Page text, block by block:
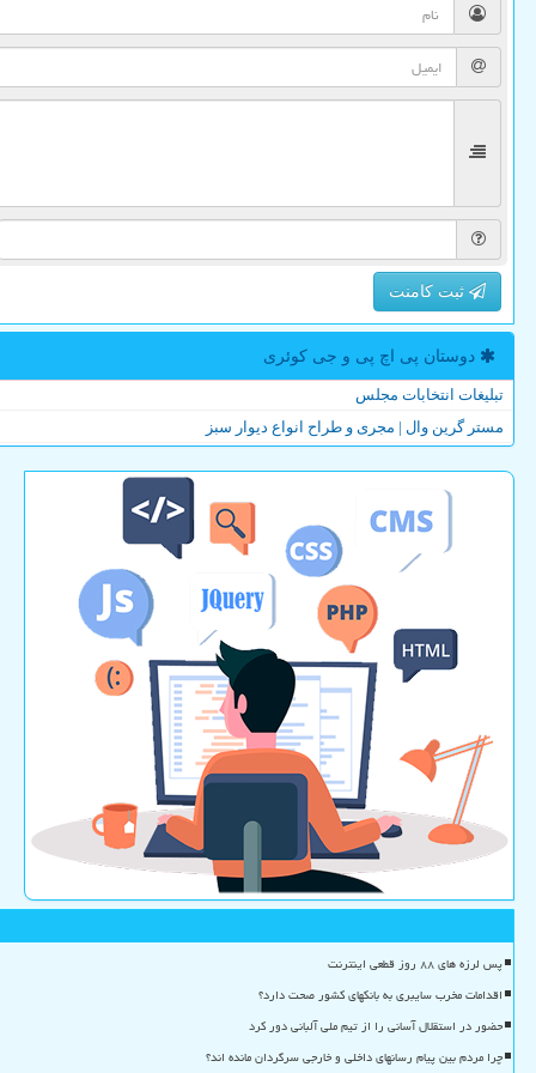
ثبت کامنت
دوستان پی اچ پی و جی كوئری
تبلیغات انتخابات مجلس
مستر گرین وال | مجری و طراح انواع دیوار سبز
پس لرزه های ۸۸ روز قطعی اینترنت
اقدامات مخرب سایبری به بانکهای کشور صحت دارد؟
حضور در استقلال آسانی را از تیم ملی آلبانی دور کرد
چرا مردم بین پیام رسانهای داخلی و خارجی سرگردان مانده اند؟